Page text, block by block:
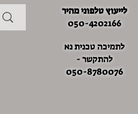
לייעוץ טלפוני מהיר
050-4202166
לתמיכה טכנית נא
להתקשר -
050-8780076